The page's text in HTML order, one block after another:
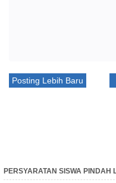
Posting Lebih Baru
PERSYARATAN SISWA PINDAH